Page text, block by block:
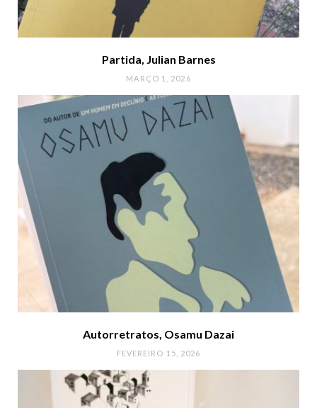
Partida, Julian Barnes
MARÇO 1, 2026
Autorretratos, Osamu Dazai
FEVEREIRO 15, 2026